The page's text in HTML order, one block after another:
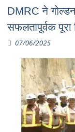
DMRC ने गोल्डन
सफलतापूर्वक पूरा
07/06/2025